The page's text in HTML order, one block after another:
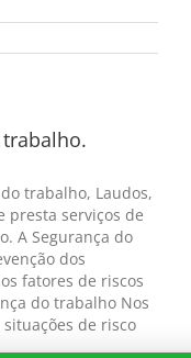
trabalho, Laudos,
presta serviços de
A Segurança do
dos
fatores de riscos
do trabalho Nos
de risco